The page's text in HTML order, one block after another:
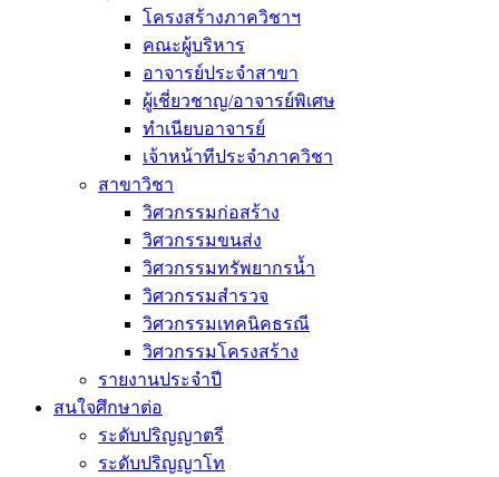
โครงสร้างภาควิชาฯ
คณะผู้บริหาร
อาจารย์ประจำสาขา
ผู้เชี่ยวชาญ/อาจารย์พิเศษ
ทำเนียบอาจารย์
เจ้าหน้าทีประจำภาควิชา
สาขาวิชา
วิศวกรรมก่อสร้าง
วิศวกรรมขนส่ง
วิศวกรรมทรัพยากรน้ำ
วิศวกรรมสำรวจ
วิศวกรรมเทคนิคธรณี
วิศวกรรมโครงสร้าง
รายงานประจำปี
สนใจศึกษาต่อ
ระดับปริญญาตรี
ระดับปริญญาโท